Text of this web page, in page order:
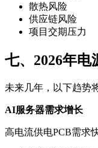
散热风险
供应链风险
项目交期压力
七、2026年电
未来几年，以下趋势
AI服务器需求增长
高电流供电PCB需求